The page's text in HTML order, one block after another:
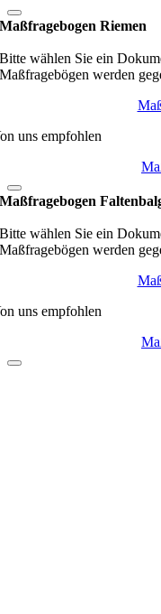
Maßfragebogen Riemen
Bitte wählen Sie ein
Maßfragebögen werden
uns empfohlen
Maßfragebogen
Bitte wählen Sie ein
Maßfragebögen werden
uns empfohlen